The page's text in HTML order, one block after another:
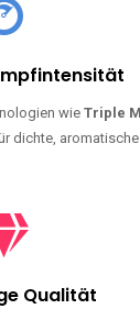
wieTriple
dichte,
Qualität